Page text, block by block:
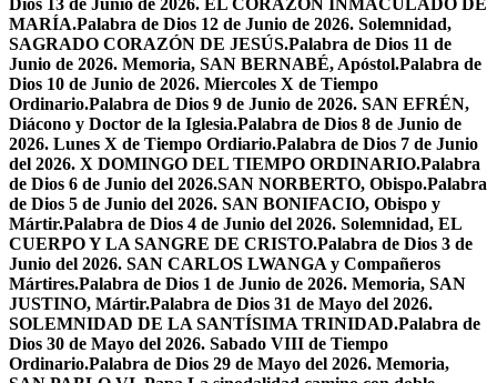
Dios 13 de Junio de 2026. EL CORAZÓN INMACULADO DE
MARÍA.Palabra de Dios 12 de Junio de 2026. Solemnidad,
SAGRADO CORAZÓN DE JESÚS.Palabra de Dios 11 de
Junio de 2026. Memoria, SAN BERNABÉ, Apóstol.Palabra de
Dios 10 de Junio de 2026. Miercoles X de Tiempo
Ordinario.Palabra de Dios 9 de Junio de 2026. SAN EFRÉN,
Diácono y Doctor de la Iglesia.Palabra de Dios 8 de Junio de
2026. Lunes X de Tiempo Ordiario.Palabra de Dios 7 de Junio
del 2026. X DOMINGO DEL TIEMPO ORDINARIO.Palabra
de Dios 6 de Junio del 2026.SAN NORBERTO, Obispo.Palabra
de Dios 5 de Junio del 2026. SAN BONIFACIO, Obispo y
Mártir.Palabra de Dios 4 de Junio del 2026. Solemnidad, EL
CUERPO Y LA SANGRE DE CRISTO.Palabra de Dios 3 de
Junio del 2026. SAN CARLOS LWANGA y Compañeros
Mártires.Palabra de Dios 1 de Junio de 2026. Memoria, SAN
JUSTINO, Mártir.Palabra de Dios 31 de Mayo del 2026.
SOLEMNIDAD DE LA SANTÍSIMA TRINIDAD.Palabra de
Dios 30 de Mayo del 2026. Sabado VIII de Tiempo
Ordinario.Palabra de Dios 29 de Mayo del 2026. Memoria,